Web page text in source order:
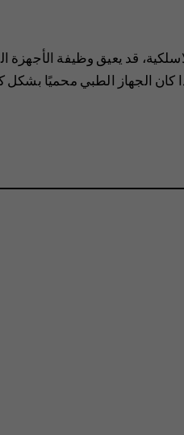
قد يعيق وظيفة الأجهزة
كان الجهاز الطبي محميًا